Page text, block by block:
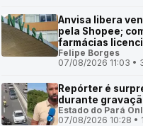
Anvisa libera
pela Shopee;
farmácias
Felipe Borges
07/08/2026 11:03 •
Repórter é
durante
Estado do Pará
07/08/2026 10:28 •